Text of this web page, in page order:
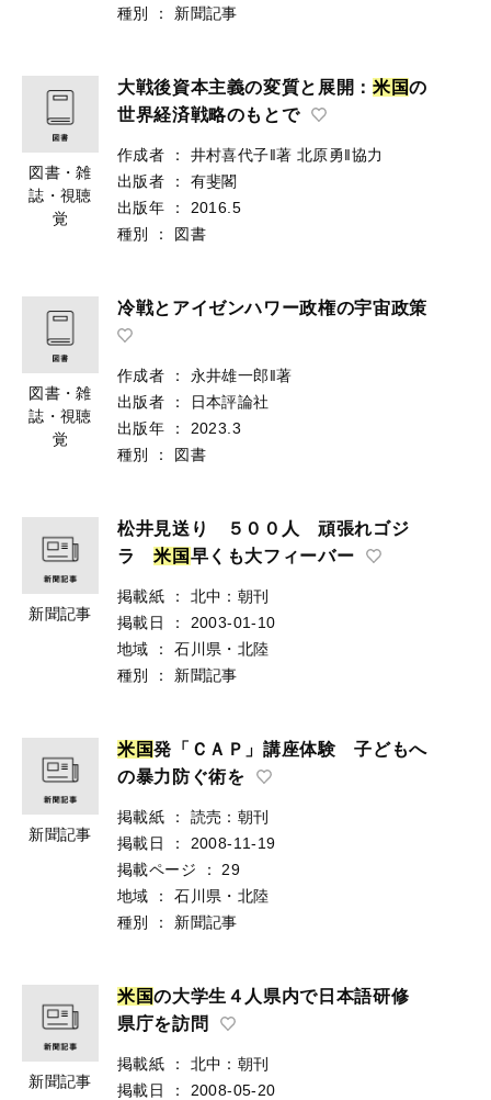
種別
： 新聞記事
図書・雑
誌・視聴
覚
大戦後資本主義の変質と展開： 米 国の
世界経済戦略のもとで
作成者 ： 井村喜代子‖著 北原勇‖協力
出版者
：
有斐閣
出版年
：
2016.5
種別
： 図書
図書・雑
誌・視聴
覚
冷戦とアイゼンハワー政権の宇宙政策
作成者 ：
永井雄一郎‖著
出版者
：
日本評論社
出版年
：
2023.3
種別
： 図書
新聞記事
松井見送り ５００人 頑張れゴジ
ラ米 国早くも大フィーバー
掲載紙 ：
北中：朝刊
掲載日
：
2003-01-10
地域
：
石川県・北陸
種別
： 新聞記事
新聞記事
米 国発「ＣＡＰ」講座体験 子どもへ
の暴力防ぐ術を
掲載紙 ：
読売：朝刊
掲載日
：
2008-11-19
掲載ページ
：
29
地域
：
石川県・北陸
種別
： 新聞記事
新聞記事
米 国の大学生４人県内で日本語研修
県庁を訪問
掲載紙 ：
北中：朝刊
掲載日
：
2008-05-20